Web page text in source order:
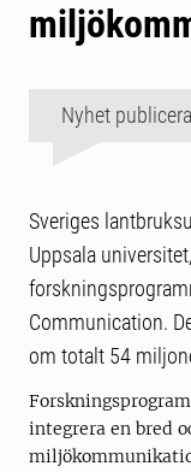
Nyhet
Sveriges
Uppsala
Communication.
om totalt 54
integrera en bred